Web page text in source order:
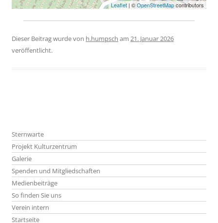
Leaflet | ©OpenStreetMapcontributors
Dieser Beitrag wurdevon h.humpsch am 21. Januar 2026
veröffentlicht.
Sternwarte
Projekt Kulturzentrum
Galerie
Spenden und Mitgliedschaften
Medienbeiträge
So finden Sie uns
Verein intern
Startseite